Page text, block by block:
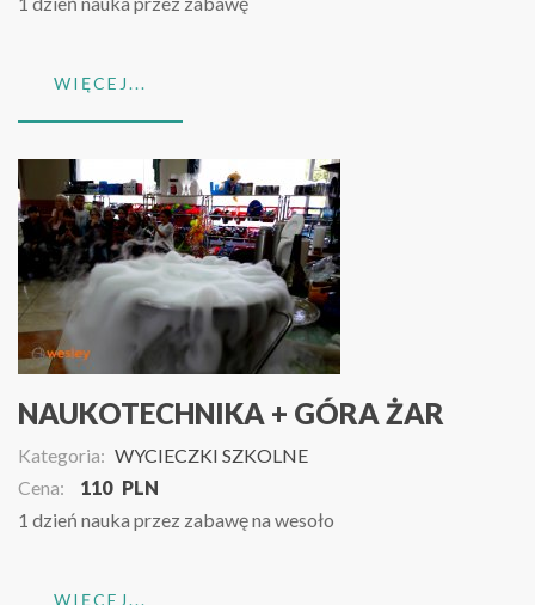
WIĘCEJ...
NAUKOTECHNIKA + GÓRA ŻAR
Kategoria: WYCIECZKI SZKOLNE
Cena:
110 PLN
1 dzień nauka przez zabawę na wesoło
WIĘCEJ...